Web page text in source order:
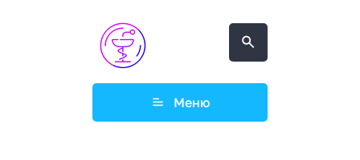
Меню